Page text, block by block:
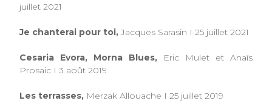
juillet 2021
Je chanterai pour toi,Jacques Sarasin I 25 juillet 2021
Cesaria Evora, Morna Blues,
Eric Mulet et Anaïs
Prosaic I 3 août 2019
Les terrasses, Merzak Allouache I 25 juillet 2019